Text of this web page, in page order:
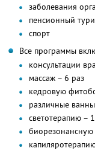
заболевания
пенсионный
спорт
Все программы
консультации
массаж – 6 раз
кедровую
различные
светотерапию –